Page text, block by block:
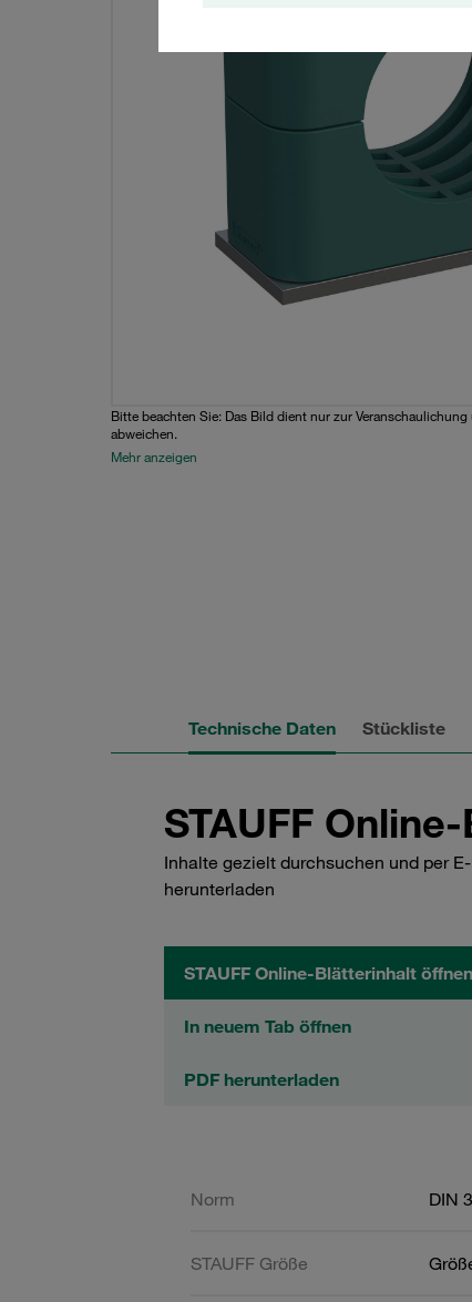
Bitte beachten Sie: Das Bild dient nur zur
abweichen.
Mehr anzeigen
Technische Daten Stückliste
STAUFF
Inhalte gezielt durchsuchen und per
herunterladen
STAUFF Online-Blätterinhalt öffnen
In neuem Tab öffnen
PDF herunterladen
Norm DIN
STAUFF Größe